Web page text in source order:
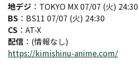
地デジ ：TOKYO MX 07/07 (火) 24:30
BS ：BS11 07/07 (火) 24:30
CS ：AT-X
配信 ：(情報なし)
https://kimishinu-anime.com/